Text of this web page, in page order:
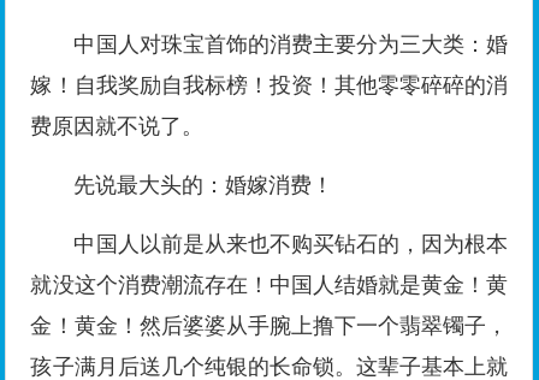
中国人对珠宝首饰的消费主要分为三大类：婚
嫁！自我奖励自我标榜！投资！其他零零碎碎的消
费原因就不说了。
先说最大头的：婚嫁消费！
中国人以前是从来也不购买钻石的，因为根本
就没这个消费潮流存在！中国人结婚就是黄金！黄
金！黄金！然后婆婆从手腕上撸下一个翡翠镯子，
孩子满月后送几个纯银的长命锁。这辈子基本上就